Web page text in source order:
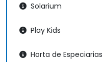
Solarium
Play Kids
Horta de Especiarias